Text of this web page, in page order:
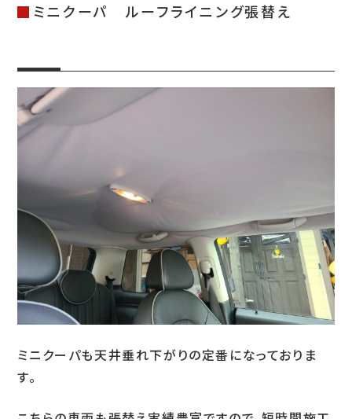
プライバシーポリシー
Tel.052-382-1913
9:00～18:00 / 不定休（完全予約制）
お問い合わせ
ミニクーパ ルーフライニング張替え
ミニクーパも天井垂れ下がりの定番になっておりま
す。